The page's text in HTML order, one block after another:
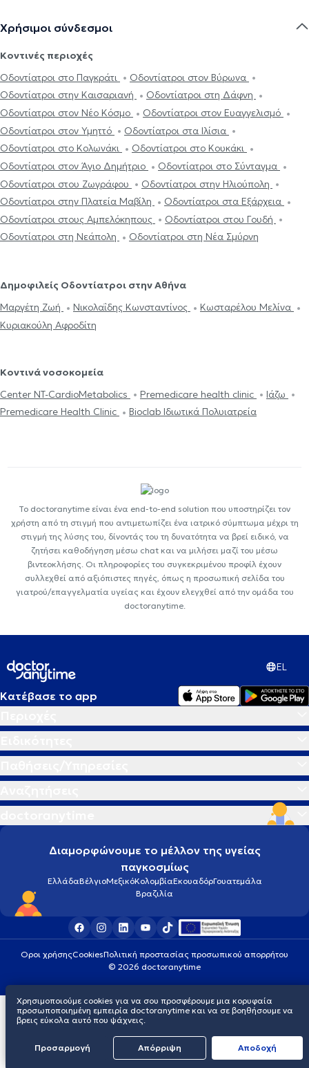
Χρήσιμοι σύνδεσμοι
Κοντινές περιοχές
Οδοντίατροι στο Παγκράτι
Οδοντίατροι στον Βύρωνα
Οδοντίατροι στην Καισαριανή
Οδοντίατροι στη Δάφνη
Οδοντίατροι στον Νέο Κόσμο
Οδοντίατροι στον Ευαγγελισμό
Οδοντίατροι στον Υμηττό
Οδοντίατροι στα Ιλίσια
Οδοντίατροι στο Κολωνάκι
Οδοντίατροι στο Κουκάκι
Οδοντίατροι στον Άγιο Δημήτριο
Οδοντίατροι στο Σύνταγμα
Οδοντίατροι στου Ζωγράφου
Οδοντίατροι στην Ηλιούπολη
Οδοντίατροι στην Πλατεία Μαβίλη
Οδοντίατροι στα Εξάρχεια
Οδοντίατροι στους Αμπελόκηπους
Οδοντίατροι στου Γουδή
Οδοντίατροι στη Νεάπολη
Οδοντίατροι στη Νέα Σμύρνη
Δημοφιλείς Οδοντίατροι στην Αθήνα
Μαργέτη Ζωή
Νικολαΐδης Κωνσταντίνος
Κωσταρέλου Μελίνα
Κυριακούλη Αφροδίτη
Κοντινά νοσοκομεία
Center NT-CardioMetabolics
Premedicare health clinic
Ιάζω
Premedicare Health Clinic
Bioclab Ιδιωτικά Πολυιατρεία
Το doctoranytime είναι ένα end-to-end solution που υποστηρίζει τον
χρήστη από τη στιγμή που αντιμετωπίζει ένα ιατρικό σύμπτωμα μέχρι τη
στιγμή της λύσης του, δίνοντάς του τη δυνατότητα να βρεί ειδικό, να
ζητήσει καθοδήγηση μέσω chat και να μιλήσει μαζί του μέσω
βιντεοκλήσης. Οι πληροφορίες του συγκεκριμένου προφίλ έχουν
συλλεχθεί από αξιόπιστες πηγές, όπως η προσωπική σελίδα του
γιατρού/επαγγελματία υγείας και έχουν ελεγχθεί από την ομάδα του
doctoranytime.
EL
Κατέβασε το app
Διαμορφώνουμε το μέλλον της υγείας
παγκοσμίως
ΕλλάδαΒέλγιοΜεξικόΚολομβίαΕκουαδόρΓουατεμάλα
Βραζιλία
Οροι χρήσηςCookiesΠολιτική προστασίας προσωπικού απορρήτου
© 2026 doctoranytime
Χρησιμοποιούμε cookies για να σου προσφέρουμε μια κορυφαία
προσωποποιημένη εμπειρία doctoranytime και να σε βοηθήσουμε να
βρεις εύκολα αυτό που ψάχνεις.
Προσαρμογή Απόρριψη Aποδοχή